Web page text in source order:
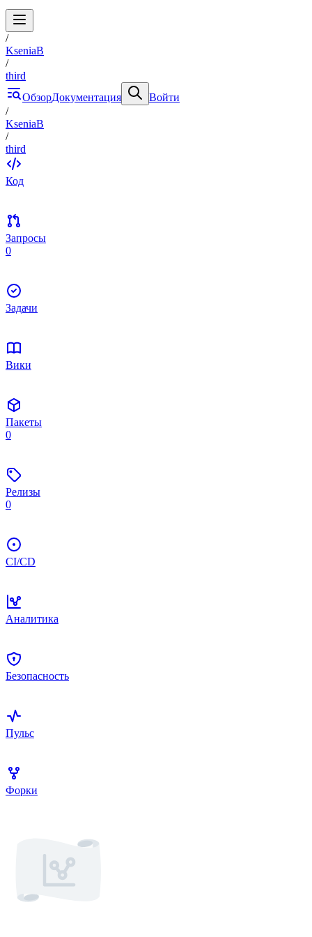
/
KseniaB
/
third
ОбзорДокументация
Войти
/
KseniaB
/
third
Код
Запросы
0
Задачи
Вики
Пакеты
0
Релизы
0
CI/CD
Аналитика
Безопасность
Пульс
Форки